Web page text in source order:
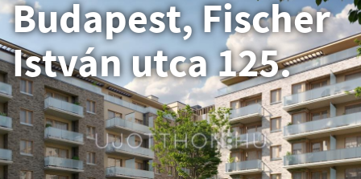
Budapest, Fischer
István utca 125.